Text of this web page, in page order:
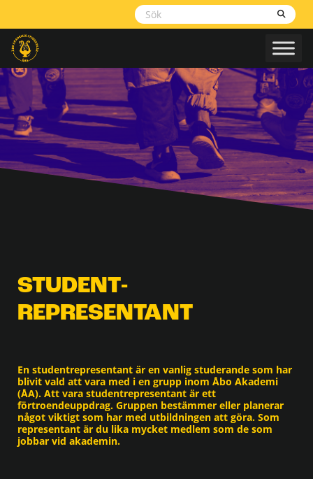
STUDENT­
REPRESENTANT
En studentrepresentant är en vanlig studerande som har
blivit vald att vara med i en grupp inom Åbo Akademi
(ÅA). Att vara studentrepresentant är ett
förtroendeuppdrag. Gruppen bestämmer eller planerar
något viktigt som har med utbildningen att göra. Som
representant är du lika mycket medlem som de som
jobbar vid akademin.